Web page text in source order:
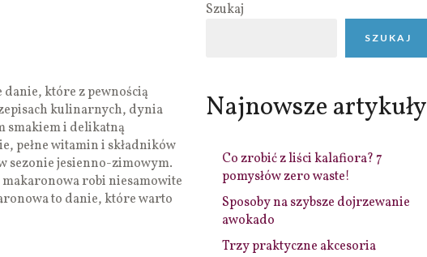
które z pewnością
kulinarnych, dynia
smakiem i delikatną
pełne witamin i składników
sezonie jesienno-zimowym.
robi niesamowite
to danie, które warto
Szukaj
SZUKAJ
Najnowsze artykuły
Co zrobić z liści kalafiora? 7
pomysłów zero waste!
Sposoby na szybsze dojrzewanie
awokado
Trzy praktyczne akcesoria